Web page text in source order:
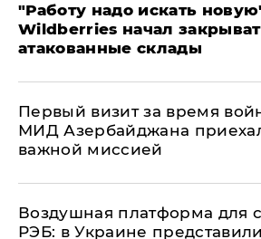
"Работу надо искать
Wildberries начал
атакованные склады
Первый визит за время
МИД Азербайджана
важной миссией
Воздушная платформа для
РЭБ: в Украине